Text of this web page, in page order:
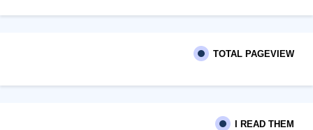
TOTAL PAGEVIEW
I READ THEM